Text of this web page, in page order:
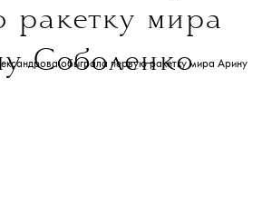
ракетку мира
Соболенко